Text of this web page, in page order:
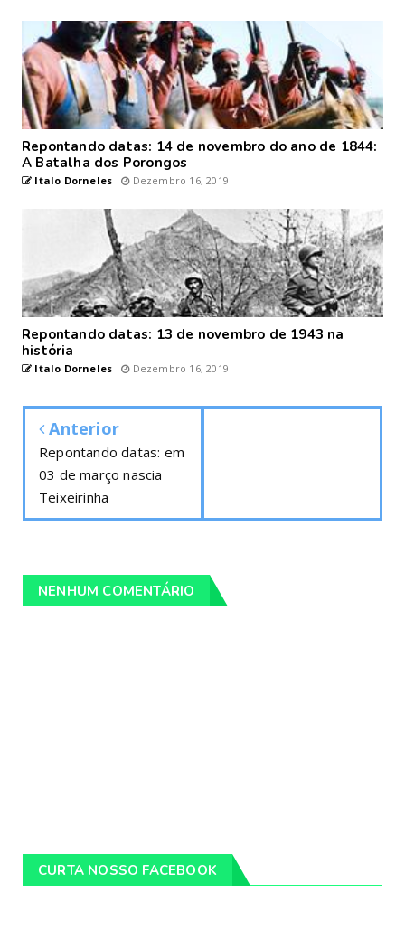
Repontando datas: 14 de novembro do ano de 1844:
A Batalha dos Porongos
Italo Dorneles Dezembro 16, 2019
Repontando datas: 13 de novembro de 1943 na
história
Italo Dorneles Dezembro 16, 2019
Anterior
Repontando datas: em
03 de março nascia
Teixeirinha
NENHUM COMENTÁRIO
CURTA NOSSO FACEBOOK